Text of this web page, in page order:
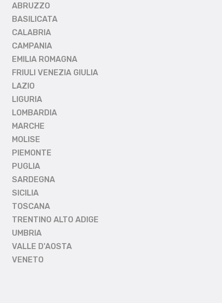
ABRUZZO
BASILICATA
CALABRIA
CAMPANIA
EMILIA ROMAGNA
FRIULI VENEZIA GIULIA
LAZIO
LIGURIA
LOMBARDIA
MARCHE
MOLISE
PIEMONTE
PUGLIA
SARDEGNA
SICILIA
TOSCANA
TRENTINO ALTO ADIGE
UMBRIA
VALLE D'AOSTA
VENETO